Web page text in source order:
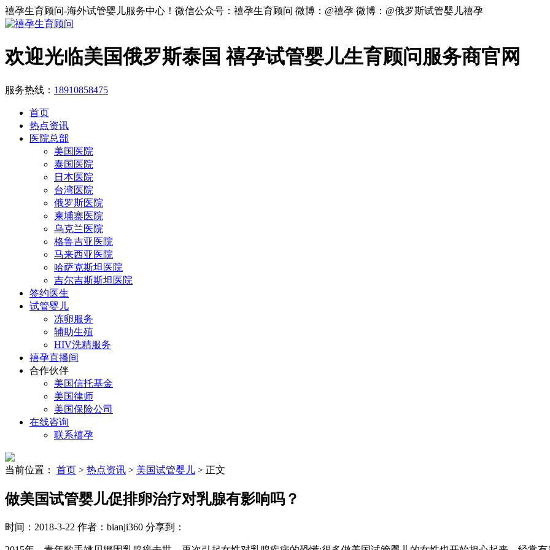
禧孕生育顾问-海外试管婴儿服务中心！微信公众号：禧孕生育顾问 微博：@禧孕 微博：@俄罗斯试管婴儿禧孕
欢迎光临美国俄罗斯泰国 禧孕试管婴儿生育顾问服务商官网
服务热线： 18910858475
首页
热点资讯
医院总部
美国医院
泰国医院
日本医院
台湾医院
俄罗斯医院
柬埔寨医院
乌克兰医院
格鲁吉亚医院
马来西亚医院
哈萨克斯坦医院
吉尔吉斯斯坦医院
签约医生
试管婴儿
冻卵服务
辅助生殖
HIV洗精服务
禧孕直播间
合作伙伴
美国信托基金
美国律师
美国保险公司
在线咨询
联系禧孕
当前位置： 首页 > 热点资讯 > 美国试管婴儿 > 正文
做美国试管婴儿促排卵治疗对乳腺有影响吗？
时间：2018-3-22 作者：bianji360 分享到：